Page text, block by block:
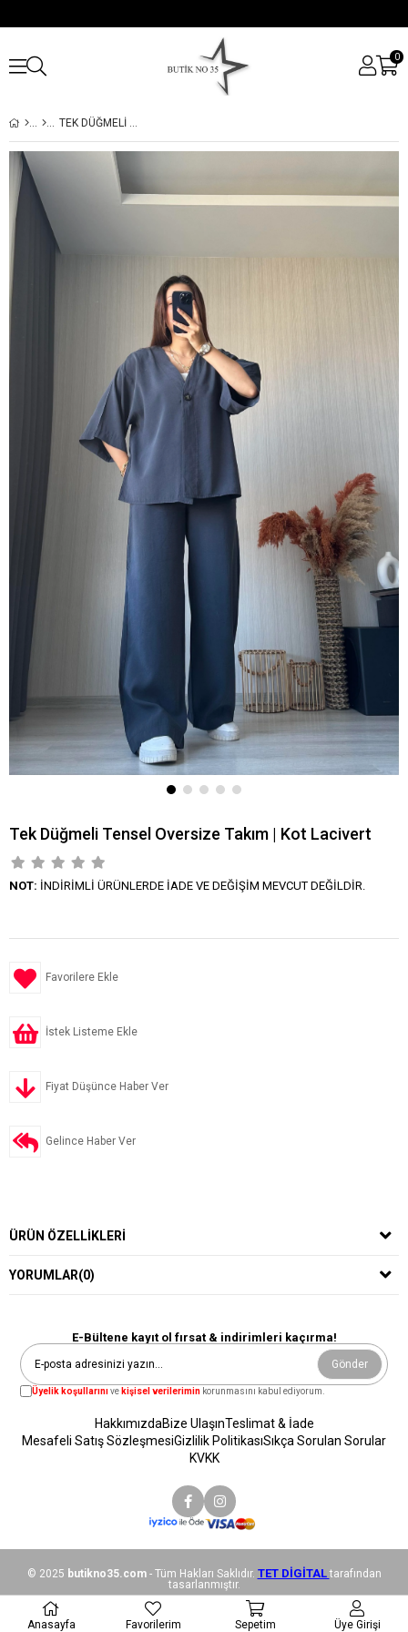
0
TEK DÜĞMELI TENSEL OVERSIZE TAKIM | KOT LACIVERT
Tek Düğmeli Tensel Oversize Takım | Kot Lacivert
NOT: İNDİRİMLİ ÜRÜNLERDE İADE VE DEĞİŞİM MEVCUT DEĞİLDİR.
Favorilere Ekle
İstek Listeme Ekle
Fiyat Düşünce Haber Ver
Gelince Haber Ver
ÜRÜN ÖZELLIKLERI
YORUMLAR(0)
E-Bültene kayıt ol fırsat & indirimleri kaçırma!
Gönder
Üyelik koşullarınıve kişisel verilerimin korunmasını kabul ediyorum.
HakkımızdaBize UlaşınTeslimat & İade
Mesafeli Satış SözleşmesiGizlilik PolitikasıSıkça Sorulan Sorular
KVKK
©️ 2025 butikno35.com- Tüm Hakları Saklıdır. TET DİGİTALtarafından
tasarlanmıştır.
Anasayfa Favorilerim Sepetim Üye Girişi